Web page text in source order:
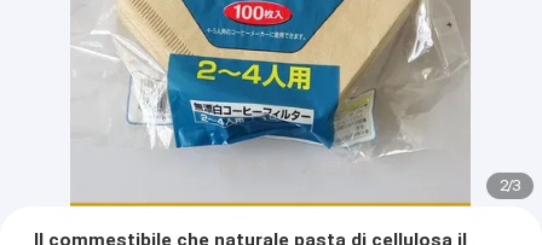
2/3